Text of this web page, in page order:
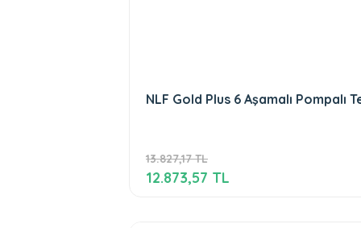
NLF Gold Plus 6 Aşamalı Pompalı
13.827,17 TL
12.873,57 TL